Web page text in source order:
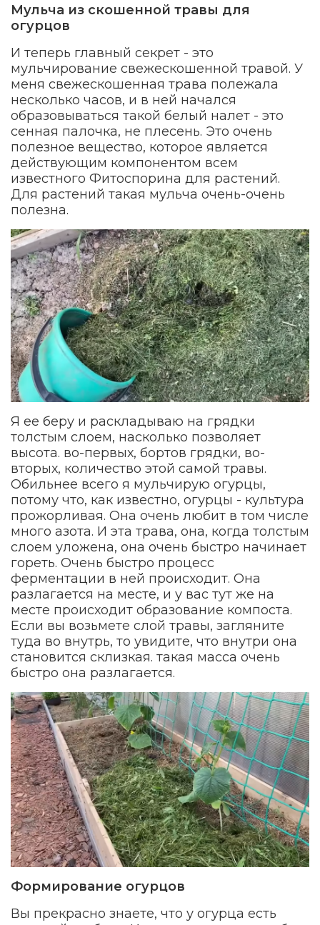
Мульча из скошенной травы для
огурцов
И теперь главный секрет - это
мульчирование свежескошенной травой. У
меня свежескошенная трава полежала
несколько часов, и в ней начался
образовываться такой белый налет - это
сенная палочка, не плесень. Это очень
полезное вещество, которое является
действующим компонентом всем
известного Фитоспорина для растений.
Для растений такая мульча очень-очень
полезна.
Я ее беру и раскладываю на грядки
толстым слоем, насколько позволяет
высота. во-первых, бортов грядки, во-
вторых, количество этой самой травы.
Обильнее всего я мульчирую огурцы,
потому что, как известно, огурцы - культура
прожорливая. Она очень любит в том числе
много азота. И эта трава, она, когда толстым
слоем уложена, она очень быстро начинает
гореть. Очень быстро процесс
ферментации в ней происходит. Она
разлагается на месте, и у вас тут же на
месте происходит образование компоста.
Если вы возьмете слой травы, загляните
туда во внутрь, то увидите, что внутри она
становится склизкая. такая масса очень
быстро она разлагается.
Формирование огурцов
Вы прекрасно знаете, что у огурца есть